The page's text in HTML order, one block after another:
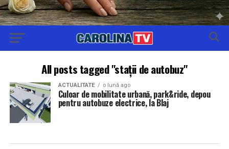
All posts tagged "stații de autobuz"
ACTUALITATE o lună ago
Culoar de mobilitate urbană, park&ride, depou
pentru autobuze electrice, la Blaj